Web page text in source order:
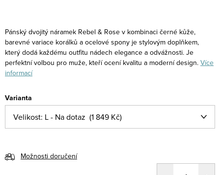
Pánský dvojitý náramek Rebel & Rose v kombinaci černé kůže,
barevné variace korálků a ocelové spony je stylovým doplňkem,
který dodá každému outfitu nádech elegance a odvážnosti. Je
perfektní volbou pro muže, kteří ocení kvalitu a moderní design. Více
informací
Varianta
Možnosti doručení